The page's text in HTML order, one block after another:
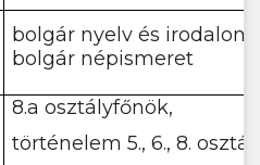
bolgár nyelv és irodalom,
bolgár népismeret
8.a osztályfőnök,
történelem 5., 6., 8.